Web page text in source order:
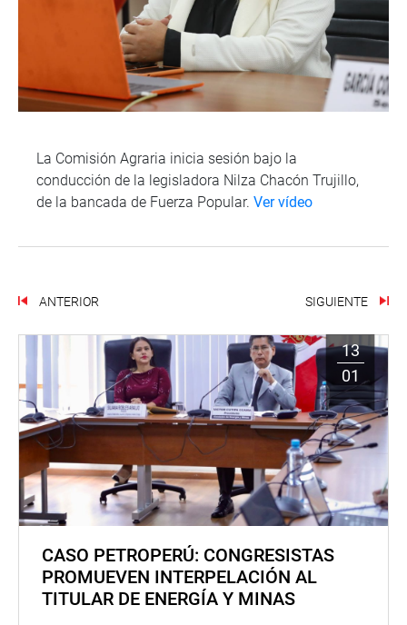
La Comisión Agraria inicia sesión bajo la
conducción de la legisladora Nilza Chacón Trujillo,
de la bancada de Fuerza Popular. Ver vídeo
ANTERIOR SIGUIENTE
13
01
CASO PETROPERÚ: CONGRESISTAS
PROMUEVEN INTERPELACIÓN AL
TITULAR DE ENERGÍA Y MINAS